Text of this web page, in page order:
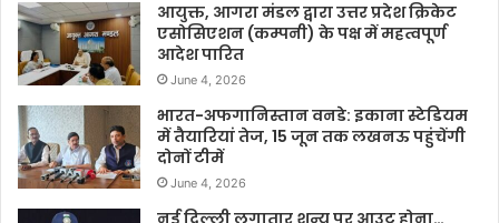
आयुक्त, आगरा मंडल द्वारा उत्तर प्रदेश क्रिकेट
एसोसिएशन (कम्पनी) के पक्ष में महत्वपूर्ण
आदेश पारित
June 4, 2026
भारत-अफगानिस्तान वनडे: इकाना स्टेडियम
में तैयारियां तेज, 15 जून तक लखनऊ पहुंचेंगी
दोनों टीमें
June 4, 2026